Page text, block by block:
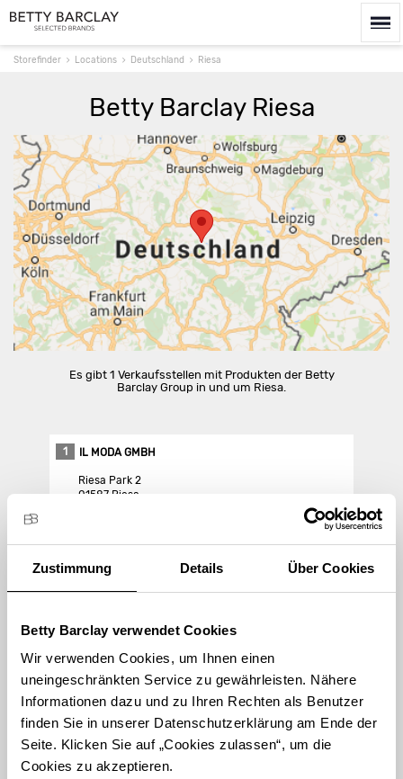
Zustimmung Details Über Cookies
Betty Barclay verwendet Cookies
Wir verwenden Cookies, um Ihnen einen
uneingeschränkten Service zu gewährleisten. Nähere
Informationen dazu und zu Ihren Rechten als Benutzer
finden Sie in unserer Datenschutzerklärung am Ende der
Seite. Klicken Sie auf „Cookies zulassen“, um die
Cookies zu akzeptieren.
Storefinder Locations Deutschland Riesa
Betty Barclay Riesa
Route berechnen
Es gibt 1 Verkaufsstellen mit Produkten der Betty
Barclay Group in und um Riesa.
1 IL MODA GMBH
Riesa Park 2
01587 Riesa
Store Landing-Page
Route berechnen
STORE FINDEN